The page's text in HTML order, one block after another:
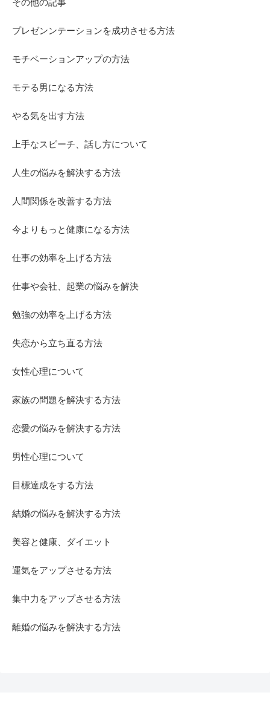
その他の記事
プレゼンンテーションを成功させる方法
モチベーションアップの方法
モテる男になる方法
やる気を出す方法
上手なスピーチ、話し方について
人生の悩みを解決する方法
人間関係を改善する方法
今よりもっと健康になる方法
仕事の効率を上げる方法
仕事や会社、起業の悩みを解決
勉強の効率を上げる方法
失恋から立ち直る方法
女性心理について
家族の問題を解決する方法
恋愛の悩みを解決する方法
男性心理について
目標達成をする方法
結婚の悩みを解決する方法
美容と健康、ダイエット
運気をアップさせる方法
集中力をアップさせる方法
離婚の悩みを解決する方法